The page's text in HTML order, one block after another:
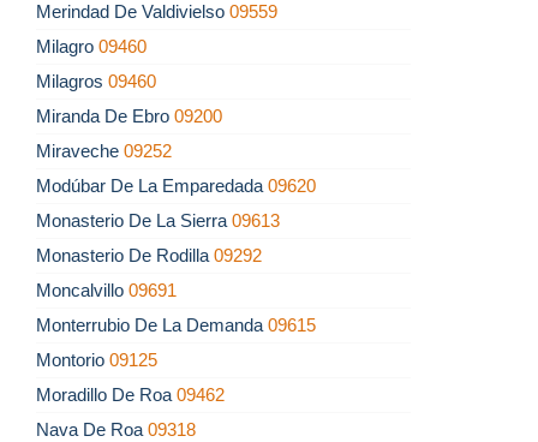
Merindad De Valdivielso 09559
Milagro 09460
Milagros 09460
Miranda De Ebro 09200
Miraveche 09252
Modúbar De La Emparedada 09620
Monasterio De La Sierra 09613
Monasterio De Rodilla 09292
Moncalvillo 09691
Monterrubio De La Demanda 09615
Montorio 09125
Moradillo De Roa 09462
Nava De Roa 09318